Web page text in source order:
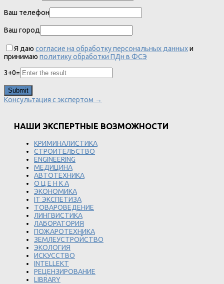
Ваш телефон
Ваш город
Я даю согласие на обработку персональных данныхи
принимаю политику обработки ПДн в ФСЭ
3+0=
Консультация с экспертом →
НАШИ ЭКСПЕРТНЫЕ ВОЗМОЖНОСТИ
КРИМИНАЛИСТИКА
СТРОИТЕЛЬСТВО
ENGINEERING
МЕДИЦИНА
АВТОТЕХНИКА
О Ц Е Н К А
ЭКОНОМИКА
IT ЭКСПЕТИЗА
ТОВАРОВЕДЕНИЕ
ЛИНГВИСТИКА
ЛАБОРАТОРИЯ
ПОЖАРОТЕХНИКА
ЗЕМЛЕУСТРОЙСТВО
ЭКОЛОГИЯ
ИСКУССТВО
INTELLEKT
РЕЦЕНЗИРОВАНИЕ
LIBRARY